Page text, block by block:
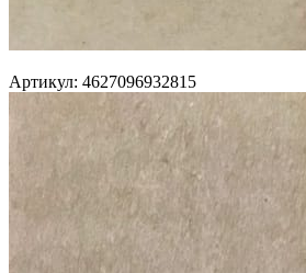
Артикул: 4627096932815